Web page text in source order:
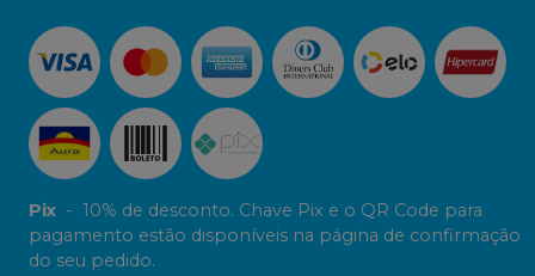
Pix - 10% de desconto. Chave Pix e o QR Code para
pagamento estão disponíveis na página de confirmação
do seu pedido.